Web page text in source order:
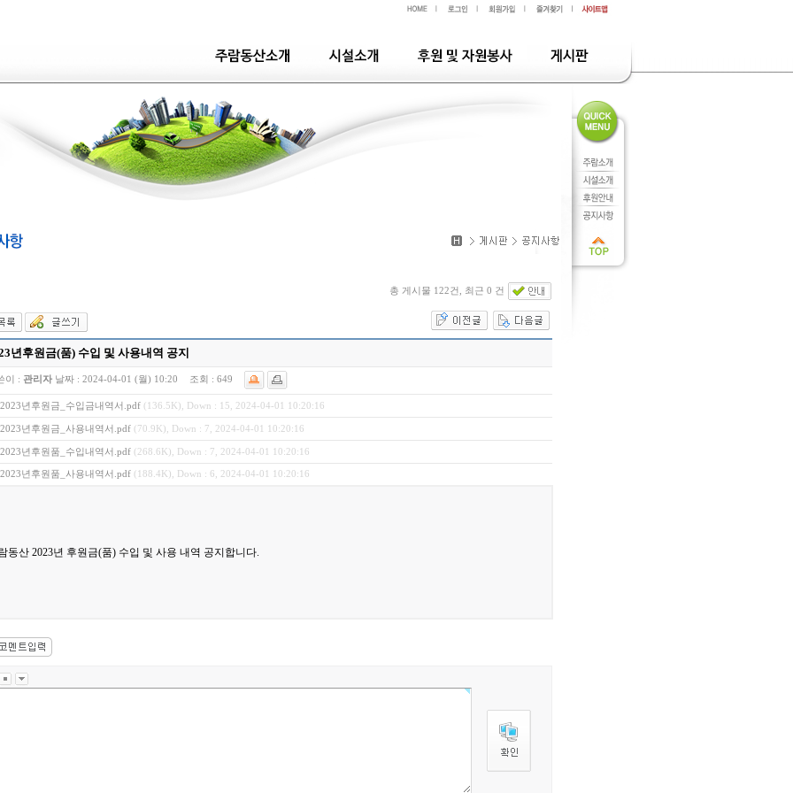
총 게시물 122건, 최근 0 건
년후원금(품) 수입 및 사용내역 공지
이 : 관리자날짜 : 2024-04-01 (월) 10:20 조회 : 649
년후원금_수입금내역서.pdf (136.5K), Down : 15, 2024-04-01 10:20:16
년후원금_사용내역서.pdf (70.9K), Down : 7, 2024-04-01 10:20:16
년후원품_수입내역서.pdf (268.6K), Down : 7, 2024-04-01 10:20:16
년후원품_사용내역서.pdf (188.4K), Down : 6, 2024-04-01 10:20:16
동산 2023년 후원금(품) 수입 및 사용 내역 공지합니다.